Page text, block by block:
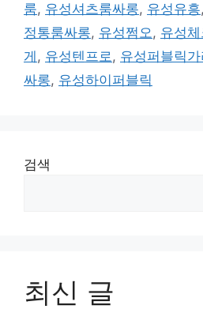
룸, 유성셔츠룸싸롱, 유성유흥,
정통룸싸롱, 유성쩜오, 유성
게 , 유성텐프로, 유성퍼블릭가
싸롱, 유성하이퍼블릭
검색
최신 글